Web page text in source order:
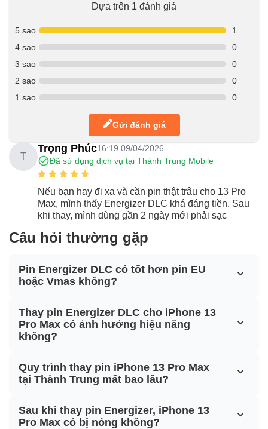
Dựa trên 1 đánh giá
5 sao
1
4 sao
0
3 sao
0
2 sao
0
1 sao
0
Gửi đánh giá
T
Trọng Phúc16:19 09/04/2026
Đã sử dụng dịch vụ tại Thành Trung Mobile
Nếu bạn hay đi xa và cần pin thật trâu cho 13 Pro
Max, mình thấy Energizer DLC khá đáng tiền. Sau
khi thay, mình dùng gần 2 ngày mới phải sạc
Câu hỏi thường gặp
Pin Energizer DLC có tốt hơn pin EU
hoặc Vmas không?
Thay pin Energizer DLC cho iPhone 13
Pro Max có ảnh hưởng hiệu năng
không?
Quy trình thay pin iPhone 13 Pro Max
tại Thành Trung mất bao lâu?
Sau khi thay pin Energizer, iPhone 13
Pro Max có bị nóng không?